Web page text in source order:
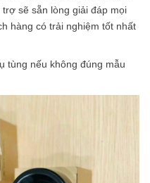
sẽ sẵn lòng giải đáp mọi
hàng có trải nghiệm tốt nhất
tùng nếu không đúng mẫu